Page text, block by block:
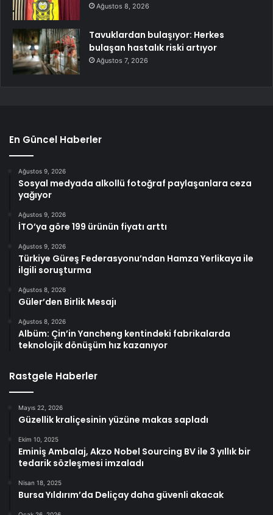
Ağustos 8, 2026
Tavuklardan bulaşıyor: Herkes
bulaşan hastalık riski artıyor
Ağustos 7, 2026
En Güncel Haberler
Ağustos 9, 2026
Sosyal medyada alkollü fotoğraf paylaşanlara ceza
yağıyor
Ağustos 9, 2026
İTO’ya göre 199 ürünün fiyatı arttı
Ağustos 9, 2026
Türkiye Güreş Federasyonu’ndan Hamza Yerlikaya ile
ilgili soruşturma
Ağustos 8, 2026
Güler’den Birlik Mesajı
Ağustos 8, 2026
Albüm: Çin’in Yancheng kentindeki fabrikalarda
teknolojik dönüşüm hız kazanıyor
Rastgele Haberler
Mayıs 22, 2026
Güzellik kraliçesinin yüzüne makas sapladı
Ekim 10, 2025
Eminiş Ambalaj, Akzo Nobel Sourcing BV ile 3 yıllık bir
tedarik sözleşmesi imzaladı
Nisan 18, 2025
Bursa Yıldırım’da Deliçay daha güvenli akacak